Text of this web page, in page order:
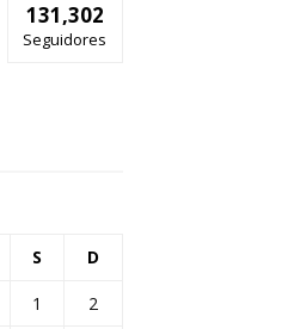
131,302
Seguidores
S D
1 2